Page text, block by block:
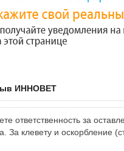
ИННОВЕТ
ответственность за
За клевету и оскорбление